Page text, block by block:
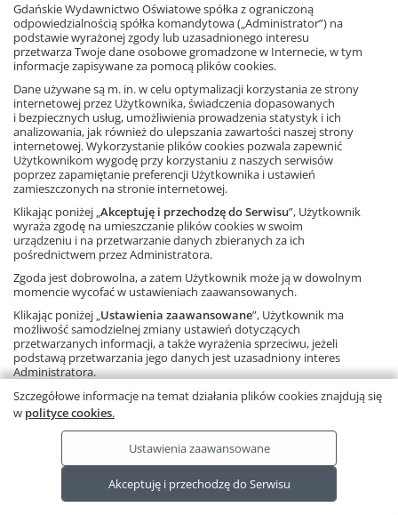
FACEBOOK
POLECANE STRONY
O NAS
WSPÓŁPRACA Z GWO
KONTAKT
Copyright © by Gdańskie Wydawnictwo Oświatowe - 2026
Ta strona wykorzystuje pliki cookies.
Dowiedz się więcej
Gdańskie Wydawnictwo Oświatowe spółka z ograniczoną
odpowiedzialnością spółka komandytowa („Administrator”) na
podstawie wyrażonej zgody lub uzasadnionego interesu
przetwarza Twoje dane osobowe gromadzone w Internecie, w tym
informacje zapisywane za pomocą plików cookies.
Dane używane są m. in. w celu optymalizacji korzystania ze strony
internetowej przez Użytkownika, świadczenia dopasowanych
i bezpiecznych usług, umożliwienia prowadzenia statystyk i ich
analizowania, jak również do ulepszania zawartości naszej strony
internetowej. Wykorzystanie plików cookies pozwala zapewnić
Użytkownikom wygodę przy korzystaniu z naszych serwisów
poprzez zapamiętanie preferencji Użytkownika i ustawień
zamieszczonych na stronie internetowej.
Klikając poniżej „Akceptuję i przechodzę do Serwisu”, Użytkownik
wyraża zgodę na umieszczanie plików cookies w swoim
urządzeniu i na przetwarzanie danych zbieranych za ich
pośrednictwem przez Administratora.
Zgoda jest dobrowolna, a zatem Użytkownik może ją w dowolnym
momencie wycofać w ustawieniach zaawansowanych.
Klikając poniżej „Ustawienia zaawansowane”, Użytkownik ma
możliwość samodzielnej zmiany ustawień dotyczących
przetwarzanych informacji, a także wyrażenia sprzeciwu, jeżeli
podstawą przetwarzania jego danych jest uzasadniony interes
Administratora.
Należy pamiętać, że korzystanie ze strony internetowej bez
zmiany ustawień oznacza, że pliki cookies będą zapisywane na
urządzeniu końcowym Użytkownika.
Szczegółowe informacje na temat działania plików cookies znajdują się
w polityce cookies.
Ustawienia zaawansowane
Akceptuję i przechodzę do Serwisu